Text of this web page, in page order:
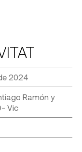
2024
Ramón y
Vic